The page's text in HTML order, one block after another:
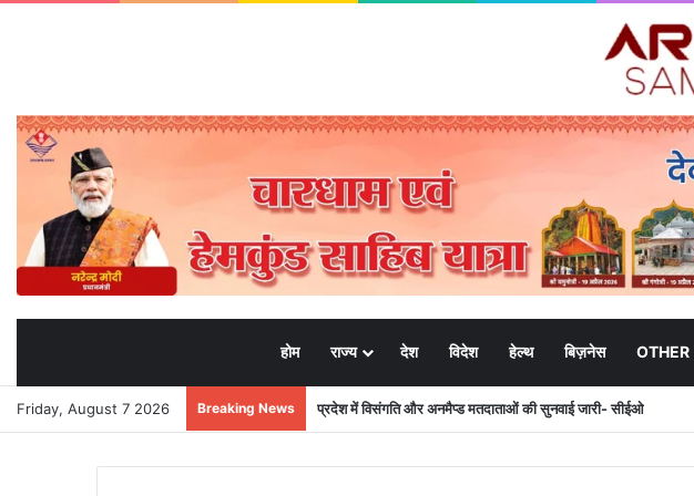
होम राज्य देश विदेश हेल्थ बिज़नेस OTHER
Friday, August 7 2026 Breaking News प्रदेश में विसंगति और अनमैप्ड मतदाताओं की सुनवाई जारी- सीईओ